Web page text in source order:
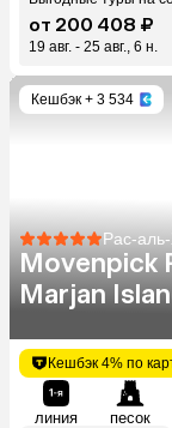
от 200 408 ₽
19 авг. - 25 авг., 6 н.
Кешбэк + 3 534
Рас-
Movenpick
Marjan
Кешбэк 4% по
линия песок